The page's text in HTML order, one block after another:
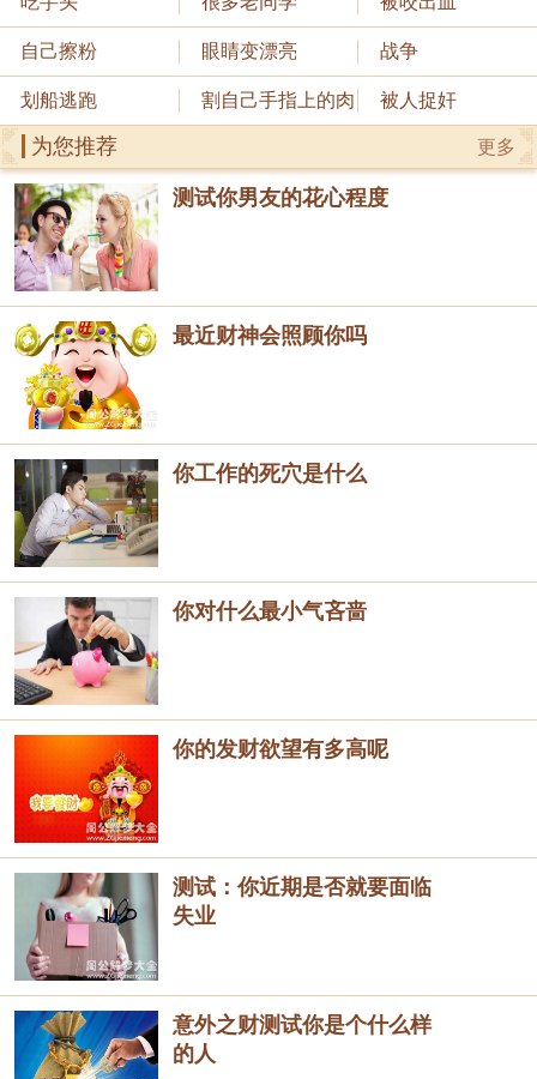
自己擦粉 眼睛变漂亮 战争
划船逃跑 割自己手指上的肉 被人捉奸
更多
为您推荐
测试你男友的花心程度
最近财神会照顾你吗
你工作的死穴是什么
你对什么最小气吝啬
你的发财欲望有多高呢
测试：你近期是否就要面临
失业
意外之财测试你是个什么样
的人